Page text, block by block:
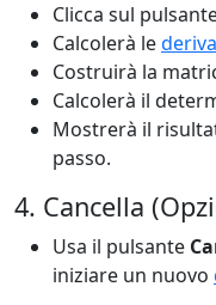
Clicca sul
Calcolerà le
Costruirà la
Calcolerà il
Mostrerà il
passo.
4. Cancella
Usa il pulsante
iniziare un nuovo